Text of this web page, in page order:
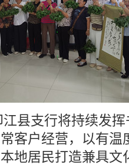
县支行将持续发
客户经营，以有温
地居民打造兼具文